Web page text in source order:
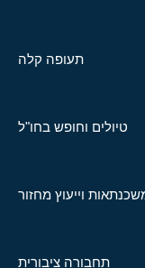
תעופה קלה
טיולים וחופש בחו"ל
וייעוץ מחזור
תחבורה ציבורית